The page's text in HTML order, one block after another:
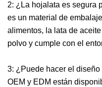
2: ¿La hojalata es segura
es un material de
alimentos, la lata de
polvo y cumple con el
3: ¿Puede hacer el
OEM y EDM están